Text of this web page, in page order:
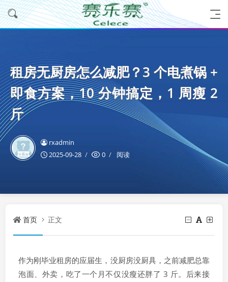
租房无厨房怎么减肥？3 个电煮锅 +
即食方案，10 分钟搞定，1 周瘦 2
斤
rxadmin
2025-09-28
0 阅读
首页 正文
作为刚毕业租房的应届生，没厨房没厨具，之前减肥总靠
泡面、外卖，吃了一个月不仅没瘦还胖了 3 斤。后来接